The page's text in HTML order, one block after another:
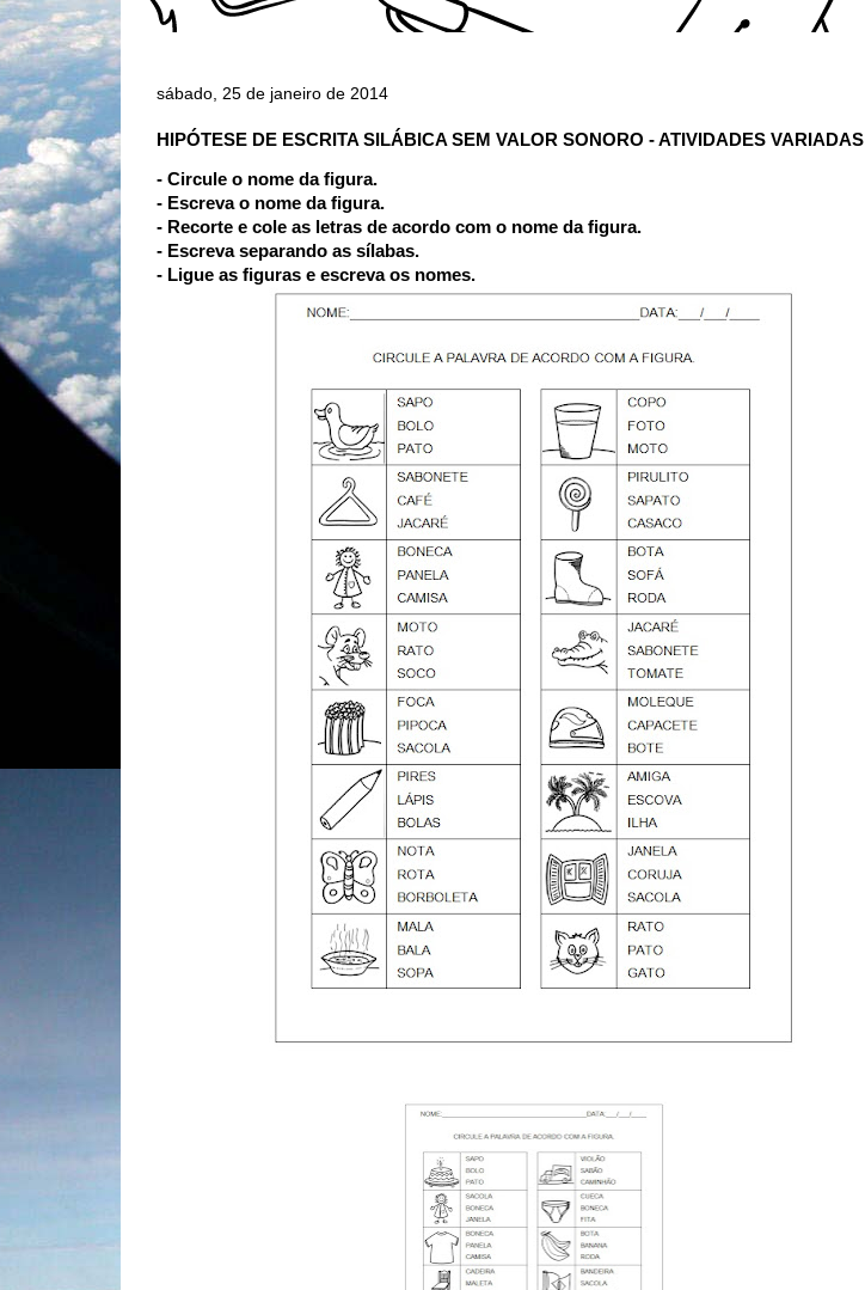
sábado, 25 de janeiro de 2014
HIPÓTESE DE ESCRITA SILÁBICA SEM VALOR SONORO - ATIVIDADES VARIADAS
- Circule o nome da figura.
- Escreva o nome da figura.
- Recorte e cole as letras de acordo com o nome da figura.
- Escreva separando as sílabas.
- Ligue as figuras e escreva os nomes.